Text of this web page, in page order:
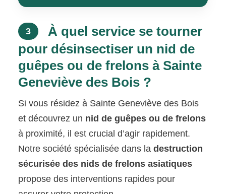
3
À quel service se tourner
pour désinsectiser un nid de
guêpes ou de frelons à Sainte
Geneviève des Bois ?
Si vous résidez à Sainte Geneviève des Bois
et découvrez un nid de guêpes ou de frelons
à proximité, il est crucial d’agir rapidement.
Notre société spécialisée dans ladestruction
sécurisée des nids de frelons asiatiques
propose des interventions rapides pour